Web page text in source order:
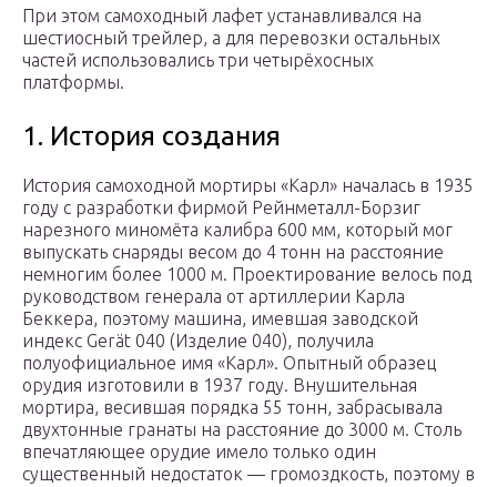
При этом самоходный лафет устанавливался на
шестиосный трейлер, а для перевозки остальных
частей использовались три четырёхосных
платформы.
1. История создания
История самоходной мортиры «Карл» началась в 1935
году с разработки фирмой Рейнметалл-Борзиг
нарезного миномёта калибра 600 мм, который мог
выпускать снаряды весом до 4 тонн на расстояние
немногим более 1000 м. Проектирование велось под
руководством генерала от артиллерии Карла
Беккера, поэтому машина, имевшая заводской
индекс Gerät 040 (Изделие 040), получила
полуофициальное имя «Карл». Опытный образец
орудия изготовили в 1937 году. Внушительная
мортира, весившая порядка 55 тонн, забрасывала
двухтонные гранаты на расстояние до 3000 м. Столь
впечатляющее орудие имело только один
существенный недостаток — громоздкость, поэтому в